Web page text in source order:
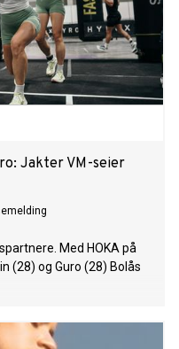
Jakter VM-seier
Med HOKA på
(28) og Guro (28) Bolås